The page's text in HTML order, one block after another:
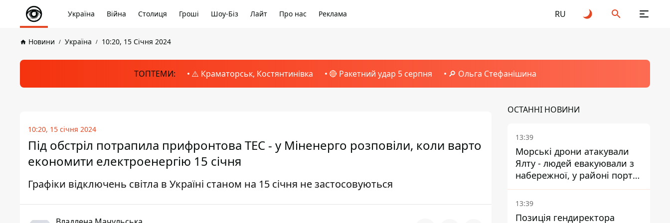
Україна Війна Столиця Гроші Шоу-Біз Лайт Про нас Реклама RU
Новини Україна 10:20, 15 Січня 2024
ТОПТЕМИ: ⚠️ Краматорськ, Костянтинівка 🔴 Ракетний удар 5 серпня 🔎 Ольга Стефанішина
10:20, 15 січня 2024
Під обстріл потрапила прифронтова ТЕС - у Міненерго розповіли, коли варто
економити електроенергію 15 січня
Графіки відключень світла в Україні станом на 15 січня не застосовуються
ОСТАННІ НОВИНИ
13:39
Морські дрони атакували
Ялту - людей евакуювали з
набережної, у районі порту
повідомляють про пожежу
13:39
Позиція гендиректора